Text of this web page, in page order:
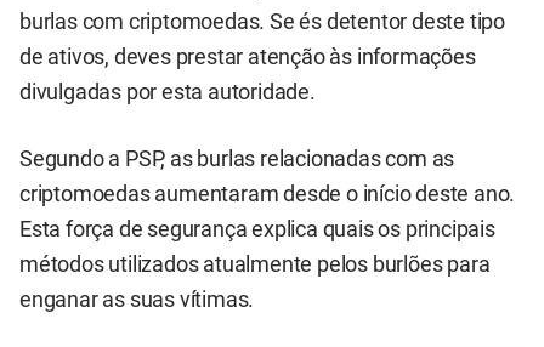
burlas com criptomoedas. Se és detentor deste tipo
de ativos, deves prestar atenção às informações
divulgadas por esta autoridade.
Segundo a PSP, as burlas relacionadas com as
criptomoedas aumentaram desde o início deste ano.
Esta força de segurança explica quais os principais
métodos utilizados atualmente pelos burlões para
enganar as suas vítimas.